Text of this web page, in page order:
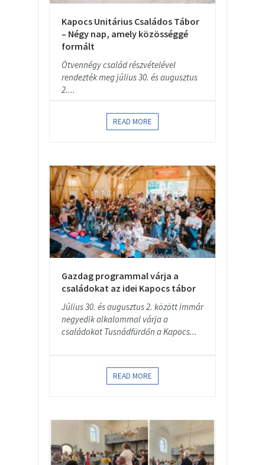
Kapocs Unitárius Családos Tábor
– Négy nap, amely közösséggé
formált
Ötvennégy család részvételével
rendezték meg július 30. és augusztus
2....
READ MORE
Gazdag programmal várja a
családokat az idei Kapocs tábor
Július 30. és augusztus 2. között immár
negyedik alkalommal várja a
családokat Tusnádfürdőn a Kapocs...
READ MORE